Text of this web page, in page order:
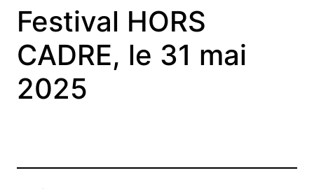
Festival HORS
CADRE, le 31 mai
2025